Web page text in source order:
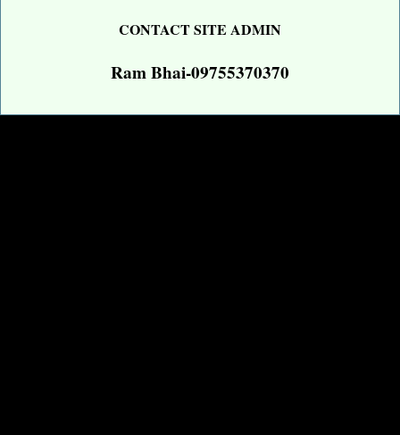
CONTACT SITE ADMIN
Ram Bhai-09755370370